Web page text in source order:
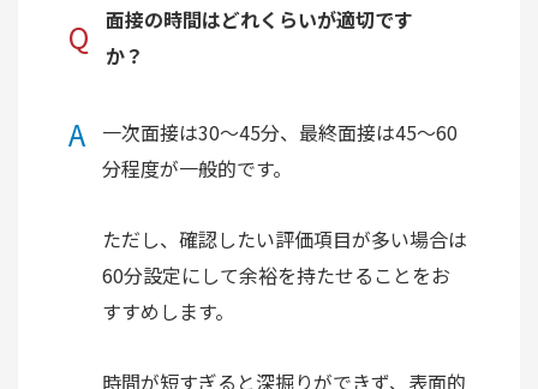
Q
面接の時間はどれくらいが適切です
か？
A
一次面接は30〜45分、最終面接は45〜60
分程度が一般的です。
ただし、確認したい評価項目が多い場合は
60分設定にして余裕を持たせることをお
すすめします。
時間が短すぎると深掘りができず、表面的